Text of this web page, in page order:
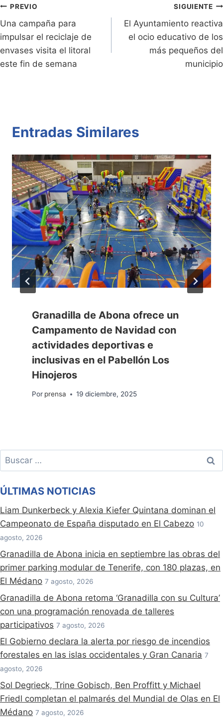
dl
y
k
o
Navegación
de
entradas
PREVIO
Una campaña para
impulsar el reciclaje de
envases visita el litoral
este fin de semana
SIGUIENTE
El Ayuntamiento reactiva
el ocio educativo de los
más pequeños del
municipio
Entradas Similares
Granadilla de Abona ofrece un
Campamento de Navidad con
actividades deportivas e
inclusivas en el Pabellón Los
Hinojeros
Por prensa 19 diciembre, 2025
Buscar:
ÚLTIMAS NOTICIAS
Liam Dunkerbeck y Alexia Kiefer Quintana dominan el
Campeonato de España disputado en El Cabezo 10
agosto, 2026
Granadilla de Abona inicia en septiembre las obras del
primer parking modular de Tenerife, con 180 plazas, en
El Médano 7 agosto, 2026
Granadilla de Abona retoma ‘Granadilla con su Cultura’
con una programación renovada de talleres
participativos 7 agosto, 2026
El Gobierno declara la alerta por riesgo de incendios
forestales en las islas occidentales y Gran Canaria 7
agosto, 2026
Sol Degrieck, Trine Gobisch, Ben Proffitt y Michael
Friedl completan el palmarés del Mundial de Olas en El
Médano 7 agosto, 2026